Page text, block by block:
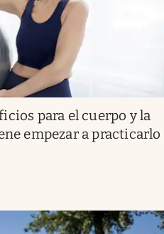
para el cuerpo y la
empezar a practicarlo